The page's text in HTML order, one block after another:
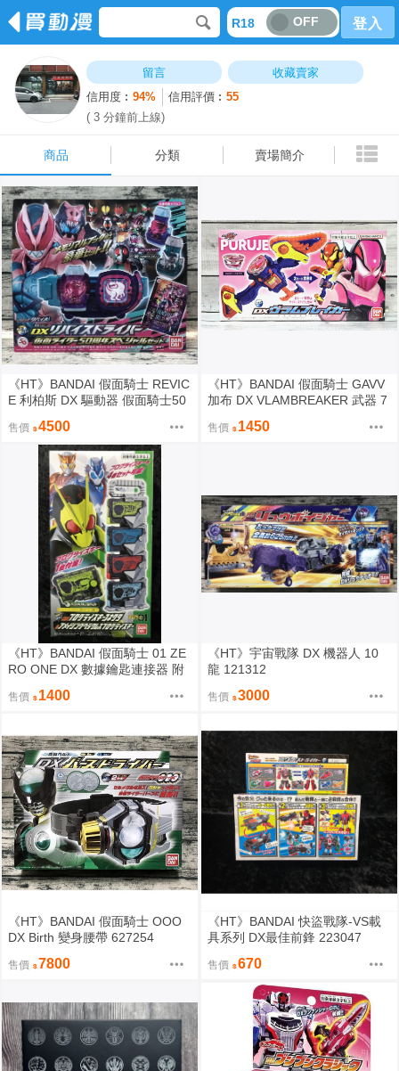
R18 OFF 登入
留言
收藏賣家
信用度︰94% 信用評價︰55
( 3 分鐘前上線)
商品 分類 賣場簡介
《HT》BANDAI 假面騎士 REVIC
E 利柏斯 DX 驅動器 假面騎士50
售價 4500
《HT》BANDAI 假面騎士 GAVV
加布 DX VLAMBREAKER 武器 7
售價 1450
《HT》BANDAI 假面騎士 01 ZE
RO ONE DX 數據鑰匙連接器 附
售價 1400
《HT》宇宙戰隊 DX 機器人 10
龍 121312
售價 3000
《HT》BANDAI 假面騎士 OOO
DX Birth 變身腰帶 627254
售價 7800
《HT》BANDAI 快盜戰隊-VS載
具系列 DX最佳前鋒 223047
售價 670
商品 分類 賣場簡介